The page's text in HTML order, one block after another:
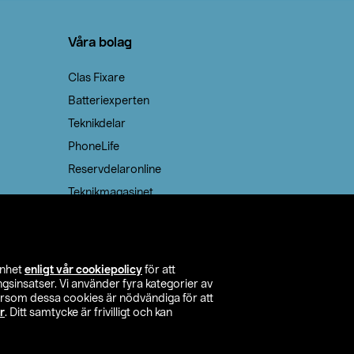
enligt vår cookiepolicy för att
Vi använder fyra kategorier av
dessa cookies är nödvändiga för att
. Ditt samtycke är frivilligt och kan
Våra bolag
Clas Fixare
Batteriexperten
Teknikdelar
PhoneLife
Reservdelaronline
Teknikmagasinet